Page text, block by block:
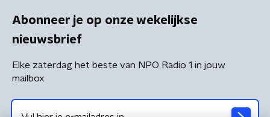
Abonneer je op onze wekelijkse
nieuwsbrief
Elke zaterdag het beste van NPO Radio 1 in jouw
mailbox